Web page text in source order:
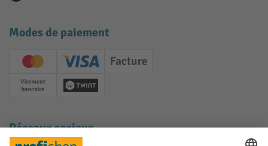
Modes de paiement
Creditcard (Master)Creditcard (Visa)
Facture
Paiement anticipé
Twint
Réseaux sociaux